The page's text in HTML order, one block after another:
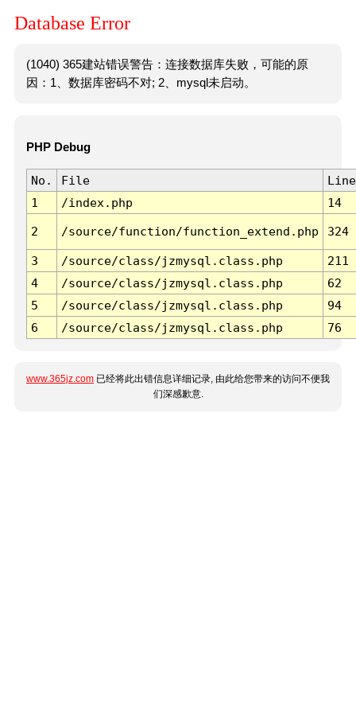
Database Error
(1040) 365建站错误警告：连接数据库失败，可能的原
因：1、数据库密码不对; 2、mysql未启动。
PHP Debug
No. File
Line
1
/index.php 14
2 /source/function/function_extend.php 324
3 /source/class/jzmysql.class.php
211
4
/source/class/jzmysql.class.php
62
5
/source/class/jzmysql.class.php
94
6
/source/class/jzmysql.class.php 76
www.365jz.com 已经将此出错信息详细记录, 由此给您带来的访问不便我
们深感歉意.